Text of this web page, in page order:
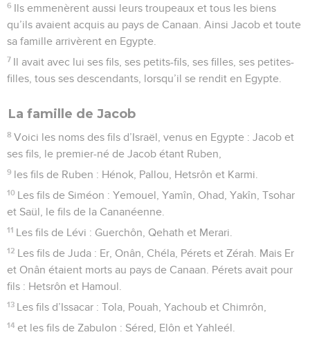
6 Ils emmenèrent aussi leurs troupeaux et tous les biens
qu’ils avaient acquis au pays de Canaan. Ainsi Jacob et toute
sa famille arrivèrent en Egypte.
7 Il avait avec lui ses fils, ses petits-fils, ses filles, ses petites-
filles, tous ses descendants, lorsqu’il se rendit en Egypte.
La famille de Jacob
8 Voici les noms des fils d’Israël, venus en Egypte : Jacob et
ses fils, le premier-né de Jacob étant Ruben,
9 les fils de Ruben : Hénok, Pallou, Hetsrôn et Karmi.
10 Les fils de Siméon : Yemouel, Yamîn, Ohad, Yakîn, Tsohar
et Saül, le fils de la Cananéenne.
11 Les fils de Lévi : Guerchôn, Qehath et Merari.
12 Les fils de Juda : Er, Onân, Chéla, Pérets et Zérah. Mais Er
et Onân étaient morts au pays de Canaan. Pérets avait pour
fils : Hetsrôn et Hamoul.
13 Les fils d’Issacar : Tola, Pouah, Yachoub et Chimrôn,
14 et les fils de Zabulon : Séred, Elôn et Yahleél.